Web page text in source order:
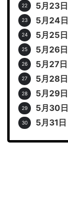
5月23日
5月24日
5月25日
5月26日
5月27日
5月28日
5月29日
5月30日
5月31日